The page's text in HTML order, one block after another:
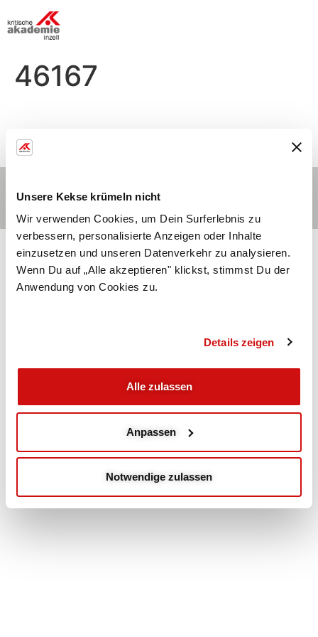
Unsere Kekse krümeln nicht
Wir verwenden Cookies, um Dein Surferlebnis zu
verbessern, personalisierte Anzeigen oder Inhalte
einzusetzen und unseren Datenverkehr zu analysieren.
Wenn Du auf „Alle akzeptieren" klickst, stimmst Du der
Anwendung von Cookies zu.
Details zeigen
Alle zulassen
Anpassen
Notwendige zulassen
46167
Kontakt Hauptmenü